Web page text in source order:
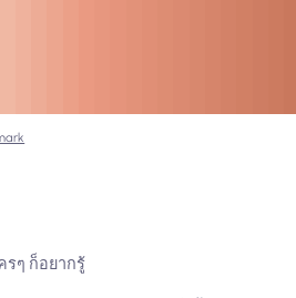
รๆ ก็อยากรู้